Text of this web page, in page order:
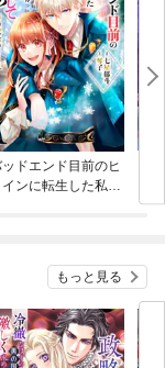
ドエンド目前のヒ
インに転生した私、
もっと見る